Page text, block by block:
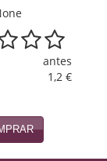
antes
1,2 €